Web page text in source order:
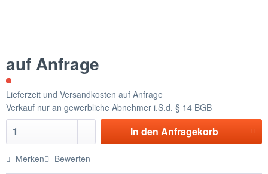
auf Anfrage
Lieferzeit und Versandkosten auf Anfrage
Verkauf nur an gewerbliche Abnehmer i.S.d. § 14 BGB
In den Anfragekorb
Merken Bewerten